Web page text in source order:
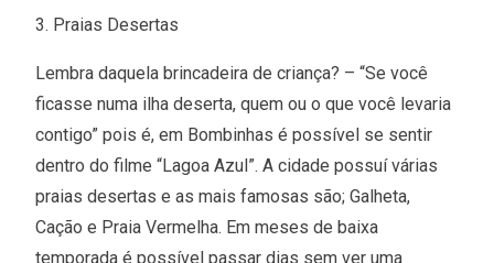
3. Praias Desertas
Lembra daquela brincadeira de criança? – “Se você
ficasse numa ilha deserta, quem ou o que você levaria
contigo” pois é, em Bombinhas é possível se sentir
dentro do filme “Lagoa Azul”. A cidade possuí várias
praias desertas e as mais famosas são; Galheta,
Cação e Praia Vermelha. Em meses de baixa
temporada é possível passar dias sem ver uma